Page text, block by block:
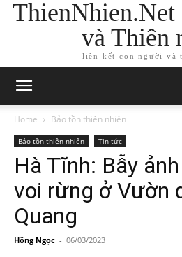
và Thiên
liên kết con người và
Home Bảo tồn thiên nhiên
Bảo tồn thiên nhiên Tin tức
Hà Tĩnh: Bẫy
voi rừng ở Vườn
Quang
Hồng Ngọc - 06/03/2023